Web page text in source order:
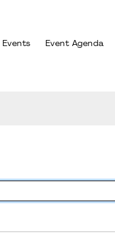
Events Event Agenda